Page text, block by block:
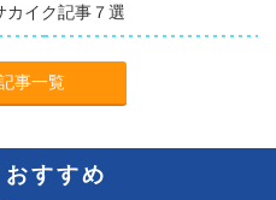
カイク記事７選
事一覧
すすめ